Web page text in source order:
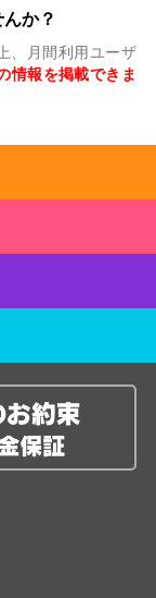
か？
、月間利用ユーザ
情報を掲載できま